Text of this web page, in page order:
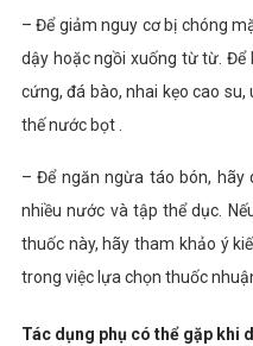
– Để giảm nguy cơ bị chóng
dậy hoặc ngồi xuống từ từ. Để
cứng, đá bào, nhai kẹo cao
thế nước bọt .
– Để ngăn ngừa táo bón, hãy
nhiều nước và tập thể dục.
thuốc này, hãy tham khảo ý
trong việc lựa chọn thuốc
Tác dụng phụ có thể gặp khi